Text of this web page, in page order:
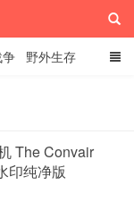
野外生存
The Convair
印纯净版